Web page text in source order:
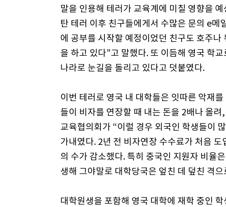
말을 인용해 테러가 교육계에 미칠 영향을
탄 테러 이후 친구들에게서 수많은 문의 e메
에 공부를 시작할 예정이었던 친구도 호주
을 하고 있다”고 말했다. 또 이듬해 영국 학
나라로 눈길을 돌리고 있다고 덧붙였다.
이번 테러로 영국 내 대학들은 잇따른 악재
들이 비자를 연장할 때 내는 돈을 2배나 올
교육협의회가 “이럴 경우 외국인 학생들이
가내였다. 2년 전 비자연장 수수료가 처음
의 수가 감소했다. 특히 중국인 지원자 비율
생해 그야말로 대학당국은 엎친 데 덮친 격
대학원생을 포함해 영국 대학에 재학 중인